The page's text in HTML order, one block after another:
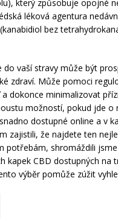
který způsobuje opojné
léková agentura
bez
do vaší stravy může být
zdraví. Může pomoci
dokonce minimalizovat
možností, pokud jde o
dostupné online a v
zajistili, že najdete ten
potřebám, shromáždili
kapek CBD dostupných na
výběr pomůže zúžit